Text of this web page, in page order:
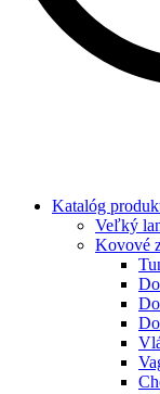
Katalóg
Veľký
Kovové